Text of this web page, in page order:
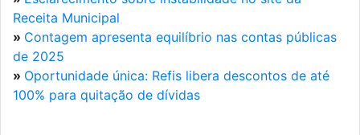
Receita Municipal
» Contagem apresenta equilíbrio nas contas públicas
de 2025
» Oportunidade única: Refis libera descontos de até
100% para quitação de dívidas